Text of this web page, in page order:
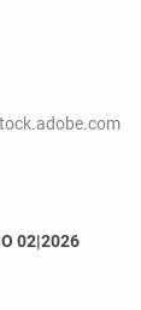
02|2026